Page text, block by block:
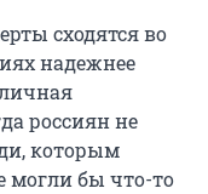
сходятся во
надежнее
россиян не
которым
могли бы что-то